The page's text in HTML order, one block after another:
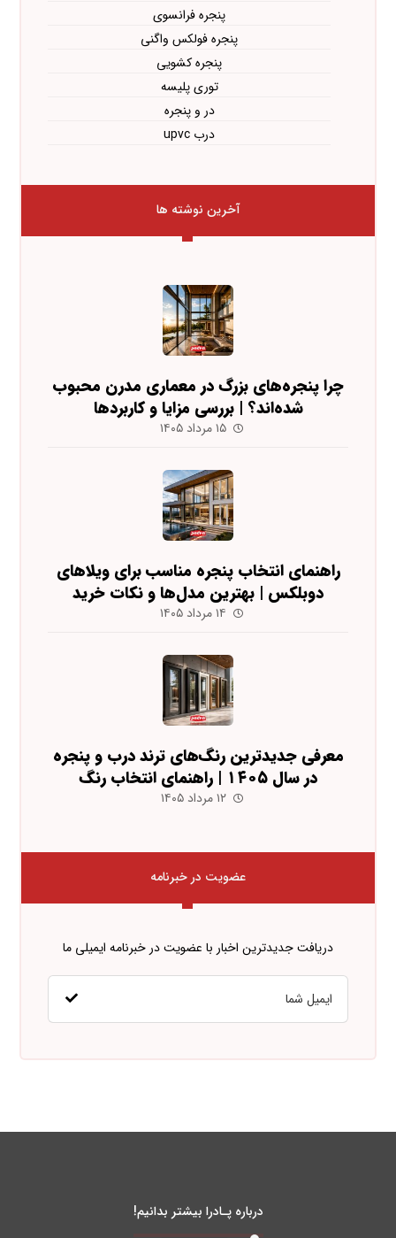
پنجره فرانسوی
پنجره فولکس واگنی
پنجره کشویی
توری پلیسه
در و پنجره
درب upvc
آخرین نوشته ها
چرا پنجره‌های بزرگ در معماری مدرن محبوب
شده‌اند؟ | بررسی مزایا و کاربردها
۱۵ مرداد ۱۴۰۵
راهنمای انتخاب پنجره مناسب برای ویلاهای
دوبلکس | بهترین مدل‌ها و نکات خرید
۱۴ مرداد ۱۴۰۵
معرفی جدیدترین رنگ‌های ترند درب و پنجره
در سال ۱۴۰۵ | راهنمای انتخاب رنگ
۱۲ مرداد ۱۴۰۵
عضویت در خبرنامه
دریافت جدیدترین اخبار با عضویت در خبرنامه ایمیلی ما
درباره پـادرا بیشتر بدانیم!